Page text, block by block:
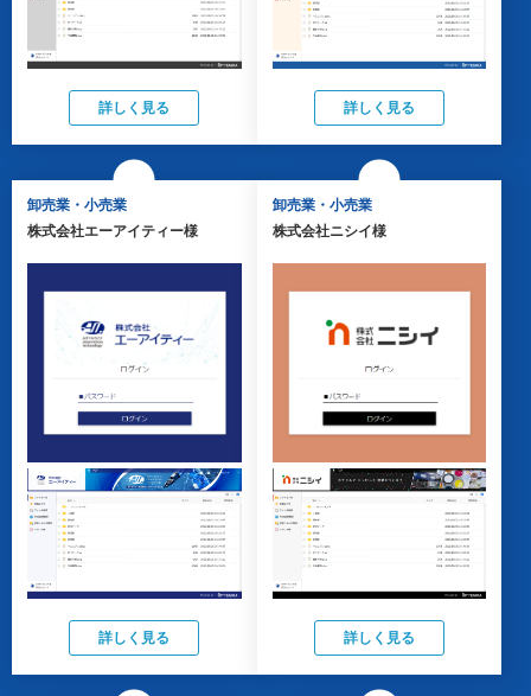
詳しく見る 詳しく見る
卸売業・小売業
株式会社エーアイティー様
詳しく見る
卸売業・小売業
株式会社ニシイ様
詳しく見る